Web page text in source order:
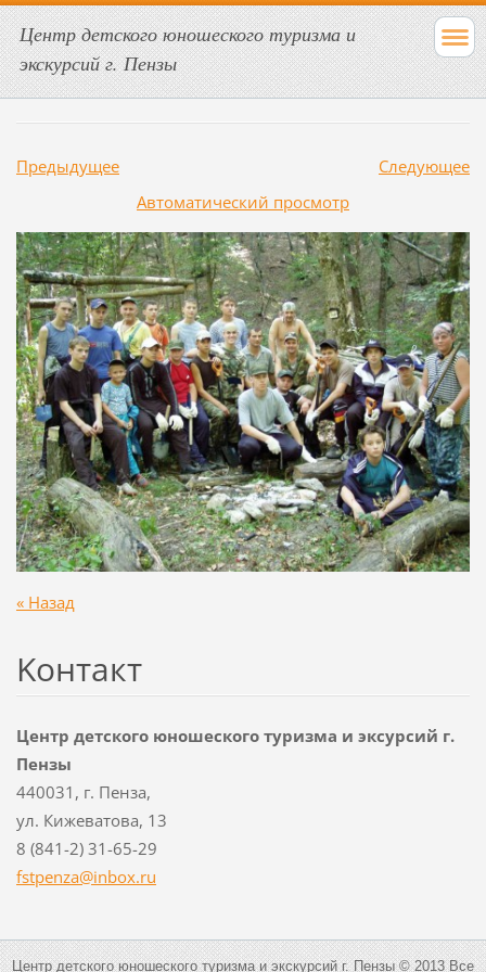
Центр детского юношеского туризма и
экскурсий г. Пензы
Предыдущее
Следующее
Aвтоматический просмотр
« Назад
Koнтакт
Центр детского юношеского туризма и эксурсий г.
Пензы
440031, г. Пенза,
ул. Кижеватова, 13
8 (841-2) 31-65-29
fstpenza@inbox.ru
Центр детского юношеского туризма и экскурсий г. Пензы © 2013 Все